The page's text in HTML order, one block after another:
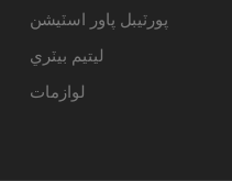
پورٽيبل پاور اسٽيشن
ليتيم بيٽري
لوازمات